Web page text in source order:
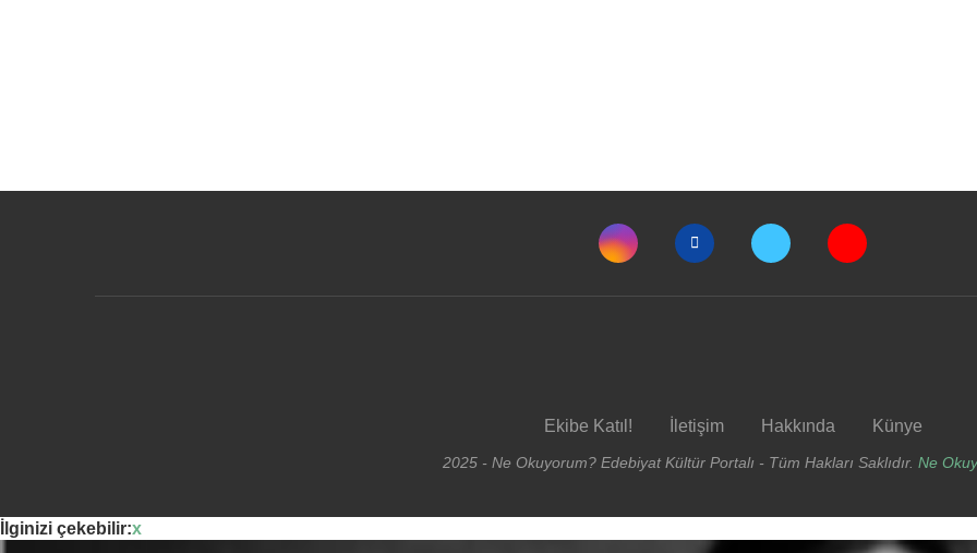
Ekibe Katıl! İletişim Hakkında Künye
2025 - Ne Okuyorum? Edebiyat Kültür Portalı - Tüm Hakları Saklıdır. Ne
İlginizi çekebilir:x